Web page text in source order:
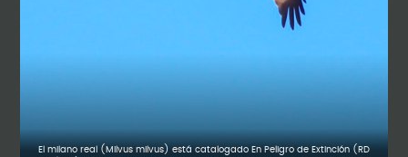
El milano real (Milvus milvus) está catalogado En Peligro de Extinción (RD